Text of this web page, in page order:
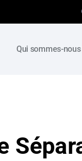
Qui sommes-nous